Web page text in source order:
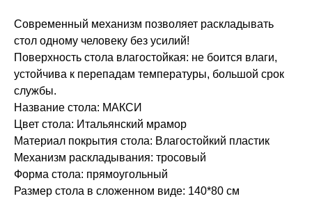
Современный механизм позволяет раскладывать
стол одному человеку без усилий!
Поверхность стола влагостойкая: не боится влаги,
устойчива к перепадам температуры, большой срок
службы.
Название стола: МАКСИ
Цвет стола: Итальянский мрамор
Материал покрытия стола: Влагостойкий пластик
Механизм раскладывания: тросовый
Форма стола: прямоугольный
Размер стола в сложенном виде: 140*80 см